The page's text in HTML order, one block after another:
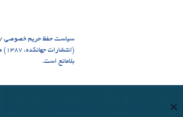
سیاست حفظ حریم خصوصی
بلامانع است.
×